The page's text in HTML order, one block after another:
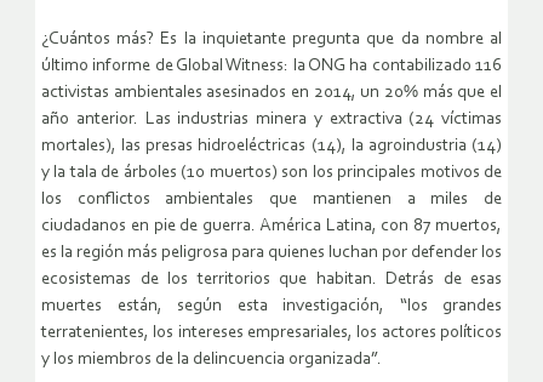
¿Cuántos más? Es la inquietante pregunta que da nombre al
último informe de Global Witness: la ONG ha contabilizado 116
activistas ambientales asesinados en 2014, un 20% más que el
año anterior. Las industrias minera y extractiva (24 víctimas
mortales), las presas hidroeléctricas (14), la agroindustria (14)
y la tala de árboles (10 muertos) son los principales motivos de
los conflictos ambientales que mantienen a miles de
ciudadanos en pie de guerra. América Latina, con 87 muertos,
es la región más peligrosa para quienes luchan por defender los
ecosistemas de los territorios que habitan. Detrás de esas
muertes están, según esta investigación, “los grandes
terratenientes, los intereses empresariales, los actores políticos
y los miembros de la delincuencia organizada”.